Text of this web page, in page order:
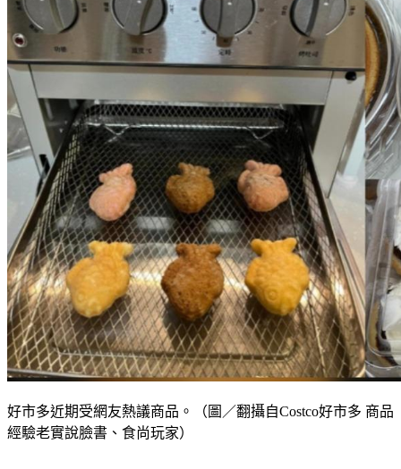
好市多近期受網友熱議商品。（圖／翻攝自Costco好市多 商品
經驗老實說臉書、食尚玩家）